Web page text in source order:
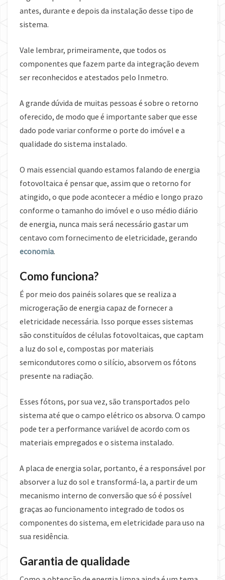
antes, durante e depois da instalação desse tipo de
sistema.
Vale lembrar, primeiramente, que todos os
componentes que fazem parte da integração devem
ser reconhecidos e atestados pelo Inmetro.
A grande dúvida de muitas pessoas é sobre o retorno
oferecido, de modo que é importante saber que esse
dado pode variar conforme o porte do imóvel e a
qualidade do sistema instalado.
O mais essencial quando estamos falando de energia
fotovoltaica é pensar que, assim que o retorno for
atingido, o que pode acontecer a médio e longo prazo
conforme o tamanho do imóvel e o uso médio diário
de energia, nunca mais será necessário gastar um
centavo com fornecimento de eletricidade, gerando
economia.
Como funciona?
É por meio dos painéis solares que se realiza a
microgeração de energia capaz de fornecer a
eletricidade necessária. Isso porque esses sistemas
são constituídos de células fotovoltaicas, que captam
a luz do sol e, compostas por materiais
semicondutores como o silício, absorvem os fótons
presente na radiação.
Esses fótons, por sua vez, são transportados pelo
sistema até que o campo elétrico os absorva. O campo
pode ter a performance variável de acordo com os
materiais empregados e o sistema instalado.
A placa de energia solar, portanto, é a responsável por
absorver a luz do sol e transformá-la, a partir de um
mecanismo interno de conversão que só é possível
graças ao funcionamento integrado de todos os
componentes do sistema, em eletricidade para uso na
sua residência.
Garantia de qualidade